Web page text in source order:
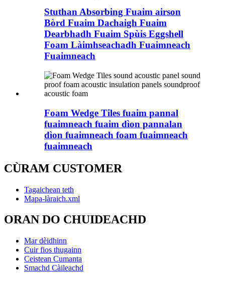
Stuthan Absorbing Fuaim airson
Bòrd Fuaim Dachaigh Fuaim
Dearbhadh Fuaim Spùis Eggshell
Foam Làimhseachadh Fuaimneach
Fuaimneach
Foam Wedge Tiles fuaim pannal
fuaimneach fuaim dìon pannalan
dìon fuaimneach foam fuaimneach
fuaimneach
CÙRAM CUSTOMER
Tagaichean teth
Mapa-làraich.xml
ORAN DO CHUIDEACHD
Mar dèidhinn
Cuir fios thugainn
Ceistean Cumanta
Smachd Càileachd